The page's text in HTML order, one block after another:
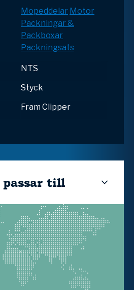
Mopeddelar Motor
Packningar &
Packboxar
Packningsats
NTS
Styck
Fram Clipper
till